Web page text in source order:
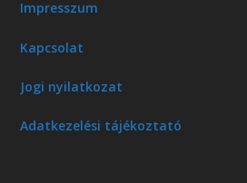
Impresszum
Kapcsolat
Jogi nyilatkozat
Adatkezelési tájékoztató